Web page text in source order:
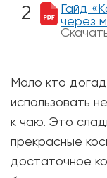
Гайд
через
Мало кто
использовать
к чаю. Это
прекрасные
достаточное